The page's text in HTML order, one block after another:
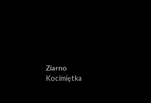
Ziarno
Kocimiętka